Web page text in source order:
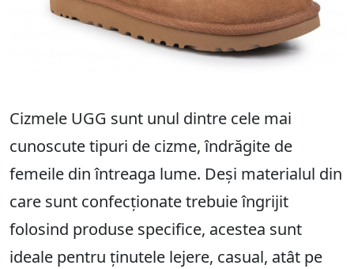
Cizmele UGG sunt unul dintre cele mai
cunoscute tipuri de cizme, îndrăgite de
femeile din întreaga lume. Deși materialul din
care sunt confecționate trebuie îngrijit
folosind produse specifice, acestea sunt
ideale pentru ținutele lejere, casual, atât pe